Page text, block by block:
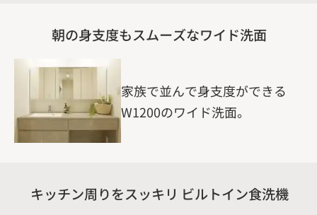
朝の身支度もスムーズなワイド洗面
家族で並んで身支度ができる
W1200のワイド洗面。
キッチン周りをスッキリ ビルトイン食洗機